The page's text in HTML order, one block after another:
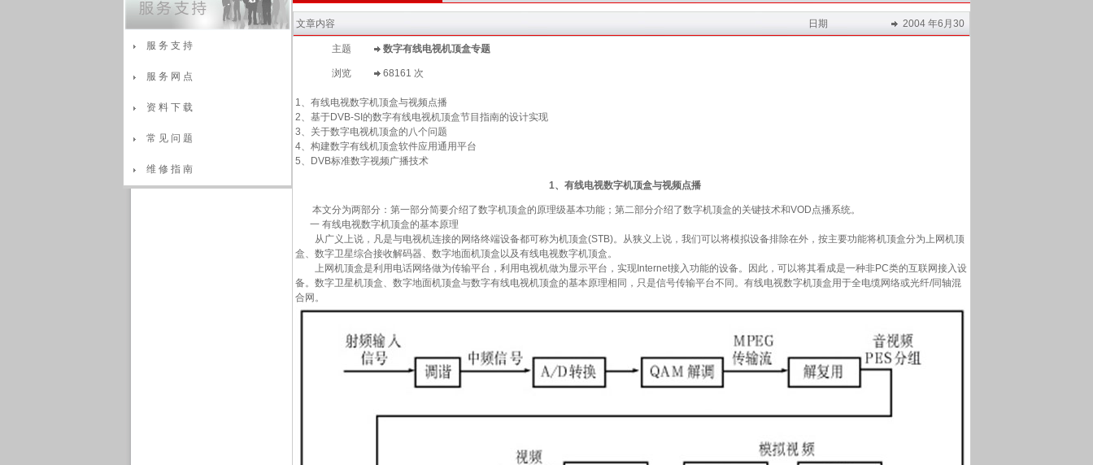
服 务 支 持
服 务 网 点
资 料 下 载
常 见 问 题
维 修 指 南
文章内容 日期 2004 年6月30
主题 数字有线电视机顶盒专题
浏览 68161 次
1、有线电视数字机顶盒与视频点播
2、基于DVB-SI的数字有线电视机顶盒节目指南的设计实现
3、关于数字电视机顶盒的八个问题
4、构建数字有线机顶盒软件应用通用平台
5、DVB标准数字视频广播技术
1、有线电视数字机顶盒与视频点播
本文分为两部分：第一部分简要介绍了数字机顶盒的原理级基本功能；第二部分介绍了数字机顶盒的关键技术和VOD点播系统。
一 有线电视数字机顶盒的基本原理
从广义上说，凡是与电视机连接的网络终端设备都可称为机顶盒(STB)。从狭义上说，我们可以将模拟设备排除在外，按主要功能将机顶盒分为上网机顶
盒、数字卫星综合接收解码器、数字地面机顶盒以及有线电视数字机顶盒。
上网机顶盒是利用电话网络做为传输平台，利用电视机做为显示平台，实现Internet接入功能的设备。因此，可以将其看成是一种非PC类的互联网接入设
备。数字卫星机顶盒、数字地面机顶盒与数字有线电视机顶盒的基本原理相同，只是信号传输平台不同。有线电视数字机顶盒用于全电缆网络或光纤/同轴混
合网。